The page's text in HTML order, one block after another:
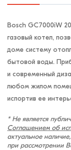
Bosch GC7000iW
газовый котел,
доме систему
бытовой воды.
и современный
любом жилом
испортив ее
* Не является
Соглашением об
актуальное
при рассмотрении